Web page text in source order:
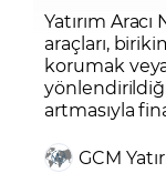
Yatırım
araçları,
korumak
artmasıyla
GCM